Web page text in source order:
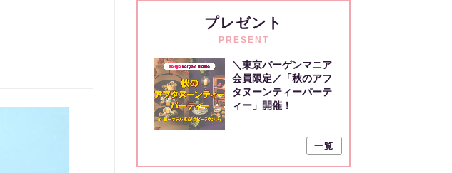
プレゼント
PRESENT
＼東京バーゲンマニア
会員限定／「秋のアフ
タヌーンティーパーテ
ィー」開催！
一覧